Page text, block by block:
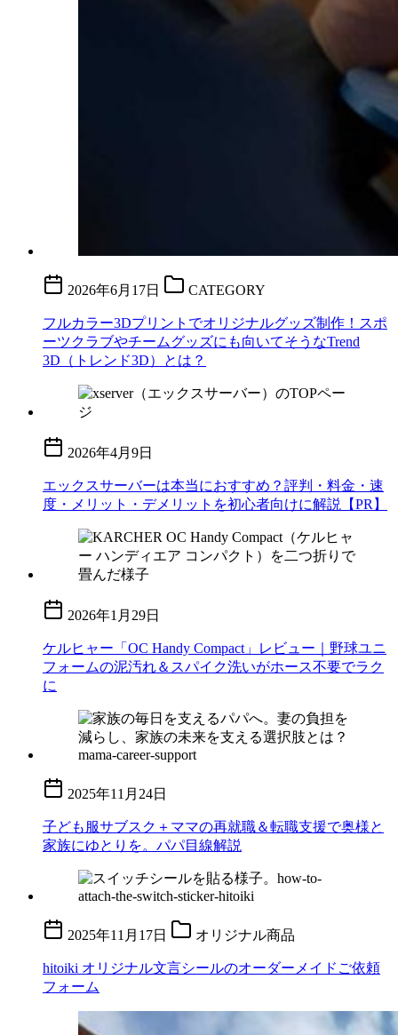
2026年6月17日 CATEGORY
フルカラー3Dプリントでオリジナルグッズ制作！スポ
ーツクラブやチームグッズにも向いてそうなTrend
3D（トレンド3D）とは？
2026年4月9日
エックスサーバーは本当におすすめ？評判・料金・速
度・メリット・デメリットを初心者向けに解説【PR】
2026年1月29日
ケルヒャー「OC Handy Compact」レビュー｜野球ユニ
フォームの泥汚れ＆スパイク洗いがホース不要でラク
に
2025年11月24日
子ども服サブスク＋ママの再就職＆転職支援で奥様と
家族にゆとりを。パパ目線解説
2025年11月17日 オリジナル商品
hitoiki オリジナル文言シールのオーダーメイドご依頼
フォーム